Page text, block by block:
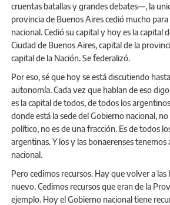
cruentas batallas y grandes debates—, la
provincia de Buenos Aires cedió mucho
nacional. Cedió su capital y hoy es la capital
Ciudad de Buenos Aires, capital de la
capital de la Nación. Se federalizó.
Por eso, sé que hoy se está discutiendo
autonomía. Cada vez que hablan de eso
es la capital de todos, de todos los
donde está la sede del Gobierno nacional,
político, no es de una fracción. Es de todos
argentinas. Y los y las bonaerenses tenemos
nacional.
Pero cedimos recursos. Hay que volver a las
nuevo. Cedimos recursos que eran de la
ejemplo. Hoy el Gobierno nacional tiene